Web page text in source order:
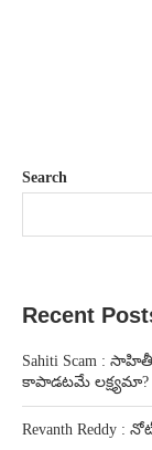
Search
Recent
Sahiti Scam :
కాపాడటమే లక్ష్యమా?
Revanth Reddy